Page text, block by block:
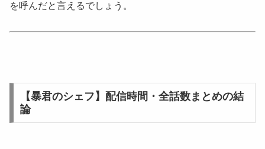
を呼んだと言えるでしょう。
【暴君のシェフ】配信時間・全話数まとめの結
論